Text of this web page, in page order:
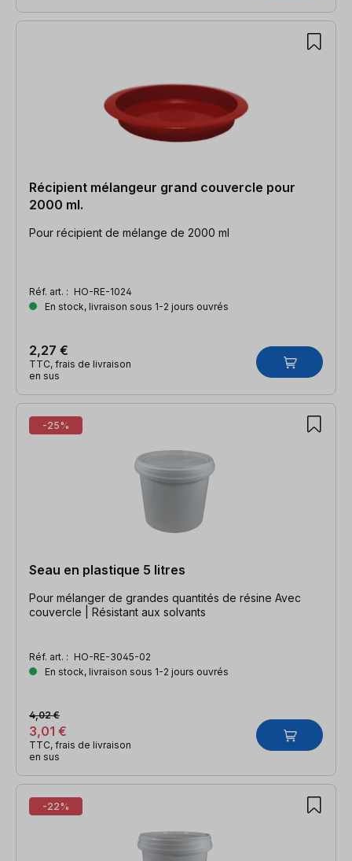
Récipient mélangeur grand couvercle pour
2000 ml.
Pour récipient de mélange de 2000 ml
Réf. art. : HO-RE-1024
En stock, livraison sous 1-2 jours ouvrés
2,27 €
TTC, frais de livraison
en sus
-25%
Seau en plastique 5 litres
Pour mélanger de grandes quantités de résine Avec
couvercle | Résistant aux solvants
Réf. art. : HO-RE-3045-02
En stock, livraison sous 1-2 jours ouvrés
3,01 €
4,02 €
TTC, frais de livraison
en sus
-22%